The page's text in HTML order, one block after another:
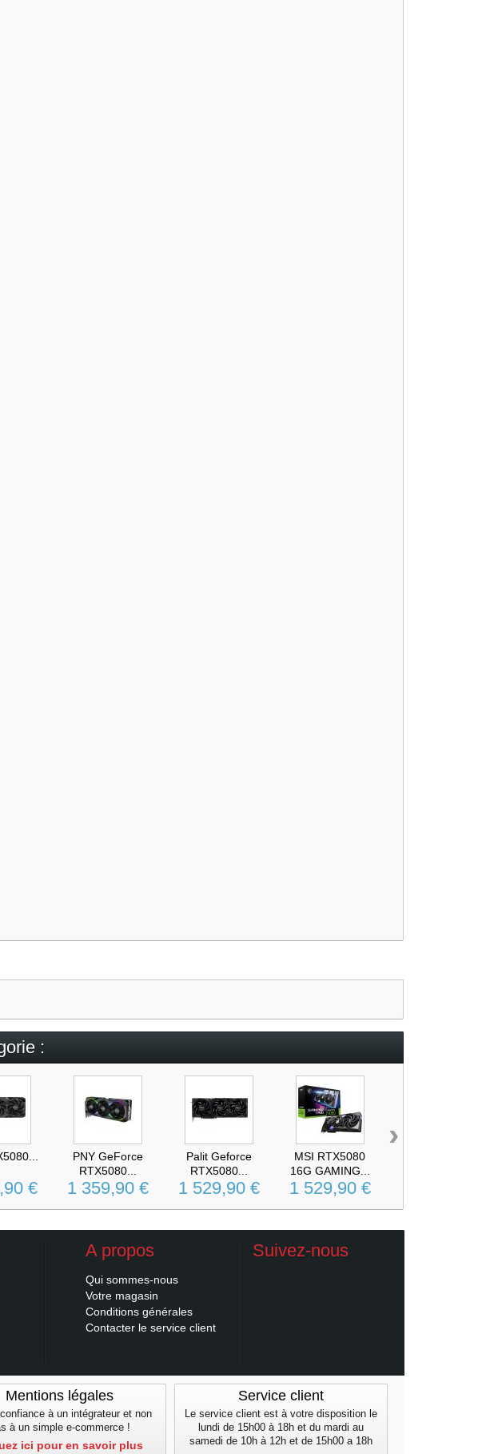
:
€
PNY GeForce
RTX5080...
1 359,90 €
Palit Geforce
RTX5080...
1 529,90 €
MSI RTX5080
16G GAMING...
1 529,90 €
›
A propos
Qui sommes-nous
Votre magasin
Conditions générales
Contacter le service client
Suivez-nous
Mentions légales
à un intégrateur et non
à un simple e-commerce !
ici pour en savoir plus
Service client
Le service client est à votre disposition le
lundi de 15h00 à 18h et du mardi au
samedi de 10h à 12h et de 15h00 a 18h